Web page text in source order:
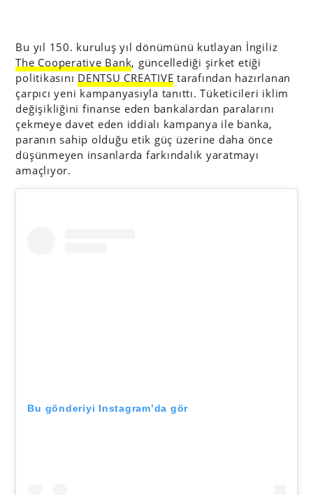
Bu yıl 150. kuruluş yıl dönümünü kutlayan İngiliz
The Cooperative Bank, güncellediği şirket etiği
politikasını DENTSU CREATIVE tarafından hazırlanan
çarpıcı yeni kampanyasıyla tanıttı. Tüketicileri iklim
değişikliğini finanse eden bankalardan paralarını
çekmeye davet eden iddialı kampanya ile banka,
paranın sahip olduğu etik güç üzerine daha önce
düşünmeyen insanlarda farkındalık yaratmayı
amaçlıyor.
Bu gönderiyi Instagram’da gör